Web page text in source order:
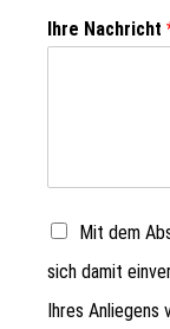
Ihre Nachricht
Mit dem
sich damit
Ihres Anliegens